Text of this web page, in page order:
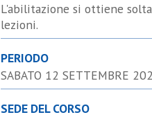
L'abilitazione si ottiene
lezioni.
PERIODO
SABATO 12 SETTEMBRE
SEDE DEL CORSO